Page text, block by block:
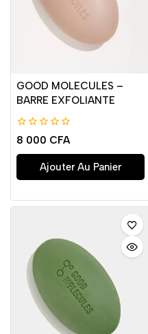
GOOD MOLECULES –
BARRE EXFOLIANTE
0
de
5
8 000 CFA
Ajouter Au Panier